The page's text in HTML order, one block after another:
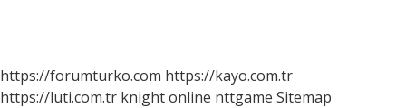
https://forumturko.com https://kayo.com.tr
https://luti.com.tr knight online nttgame Sitemap